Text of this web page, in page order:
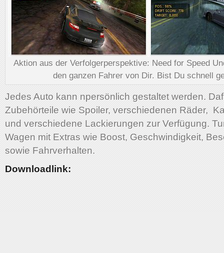
Aktion aus der Verfolgerperspektive: Need for Speed
den ganzen Fahrer von Dir. Bist Du schnell
Jedes Auto kann npersönlich gestaltet werden.
Zubehörteile wie Spoiler, verschiedenen Räder,
und verschiedene Lackierungen zur Verfügung.
Wagen mit Extras wie Boost, Geschwindigkeit,
sowie Fahrverhalten.
Downloadlink: